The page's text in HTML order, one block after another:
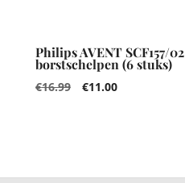
Philips AVENT SCF157/02
borstschelpen (6 stuks)
€16.99 €11.00